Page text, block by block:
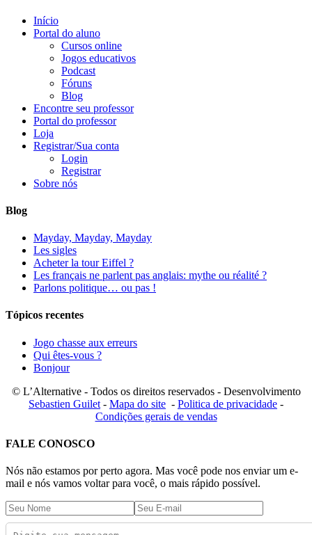
Início
Portal do aluno
Cursos online
Jogos educativos
Podcast
Fóruns
Blog
Encontre seu professor
Portal do professor
Loja
Registrar/Sua conta
Login
Registrar
Sobre nós
Blog
Mayday, Mayday, Mayday
Les sigles
Acheter la tour Eiffel ?
Les français ne parlent pas anglais: mythe ou réalité ?
Parlons politique… ou pas !
Tópicos recentes
Jogo chasse aux erreurs
Qui êtes-vous ?
Bonjour
© L’Alternative - Todos os direitos reservados - Desenvolvimento
Sebastien Guilet - Mapa do site - Politica de privacidade -
Condições gerais de vendas
FALE CONOSCO
Nós não estamos por perto agora. Mas você pode nos enviar um e-
mail e nós vamos voltar para você, o mais rápido possível.